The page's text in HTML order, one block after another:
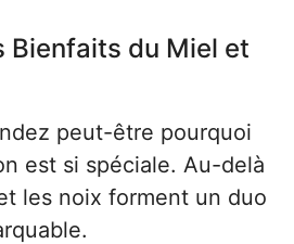
Bienfaits du Miel et
peut-être pourquoi
est si spéciale. Au-delà
les noix forment un duo